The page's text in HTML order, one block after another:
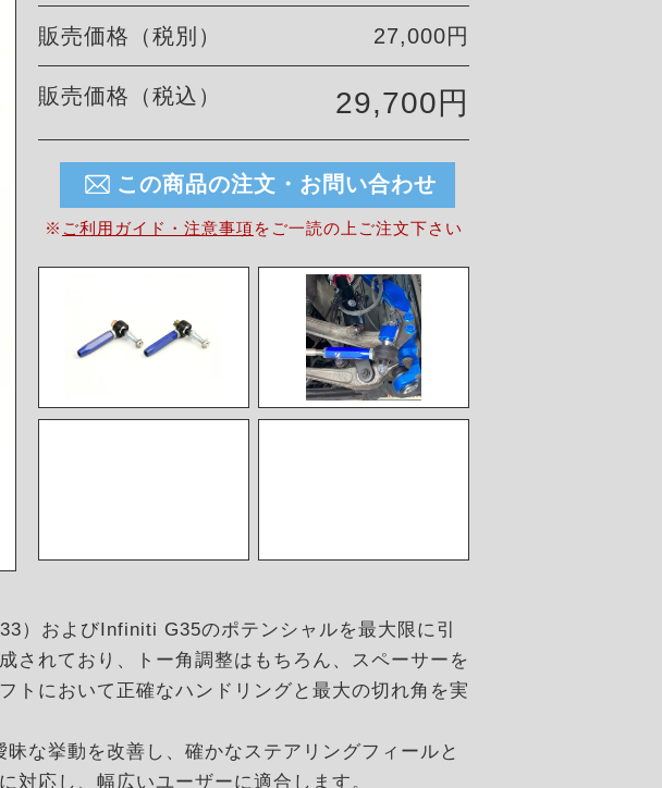
販売価格（税別） 27,000円
販売価格（税込） 29,700円
この商品の注文・お問い合わせ
※ ご利用ガイド・注意事項を ご一読の上ご注文下さい
）およびInfiniti G35のポテンシャルを最大限に引
されており、トー角調整はもちろん、スペーサーを
トにおいて正確なハンドリングと最大の切れ角を実
な挙動を改善し、確かなステアリングフィールと
対応し、幅広いユーザーに適合します。